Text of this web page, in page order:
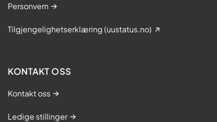
Personvern
Tilgjengelighetserklæring (uustatus.no)
KONTAKT OSS
Kontakt oss
Ledige stillinger